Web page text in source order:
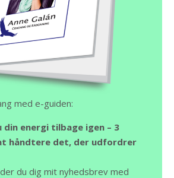
med e-guiden:
din energi tilbage igen – 3
håndtere det, der udfordrer
du dig mit nyhedsbrev med